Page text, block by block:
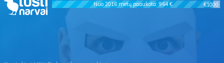
Nuo 2016 metų paaukota: 964 € €1000